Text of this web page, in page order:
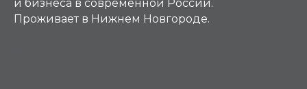
и бизнеса в современной России.
Проживает в Нижнем Новгороде.